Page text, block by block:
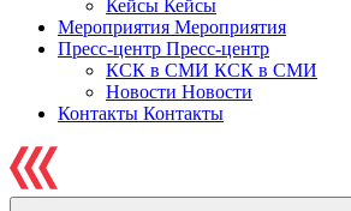
Кейсы Кейсы
Мероприятия Мероприятия
Пресс-центр Пресс-центр
КСК в СМИ КСК в СМИ
Новости Новости
Контакты Контакты